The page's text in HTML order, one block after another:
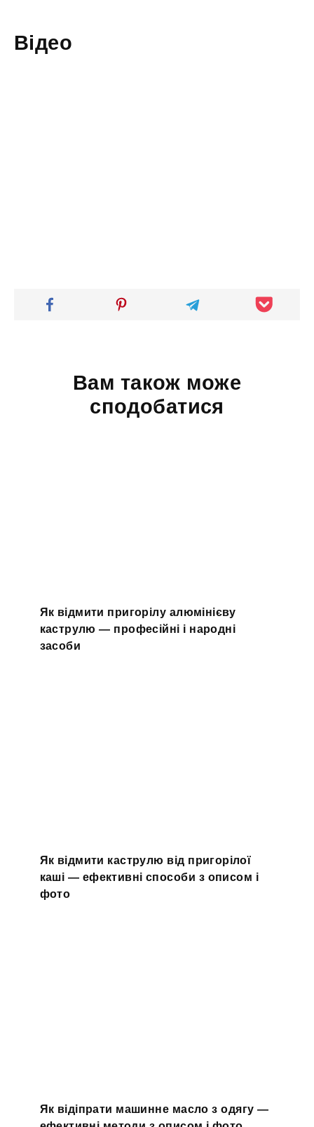
Відео
Вам також може
сподобатися
Як відмити пригорілу алюмінієву
каструлю — професійні і народні
засоби
Як відмити каструлю від пригорілої
каші — ефективні способи з описом і
фото
Як відіпрати машинне масло з одягу —